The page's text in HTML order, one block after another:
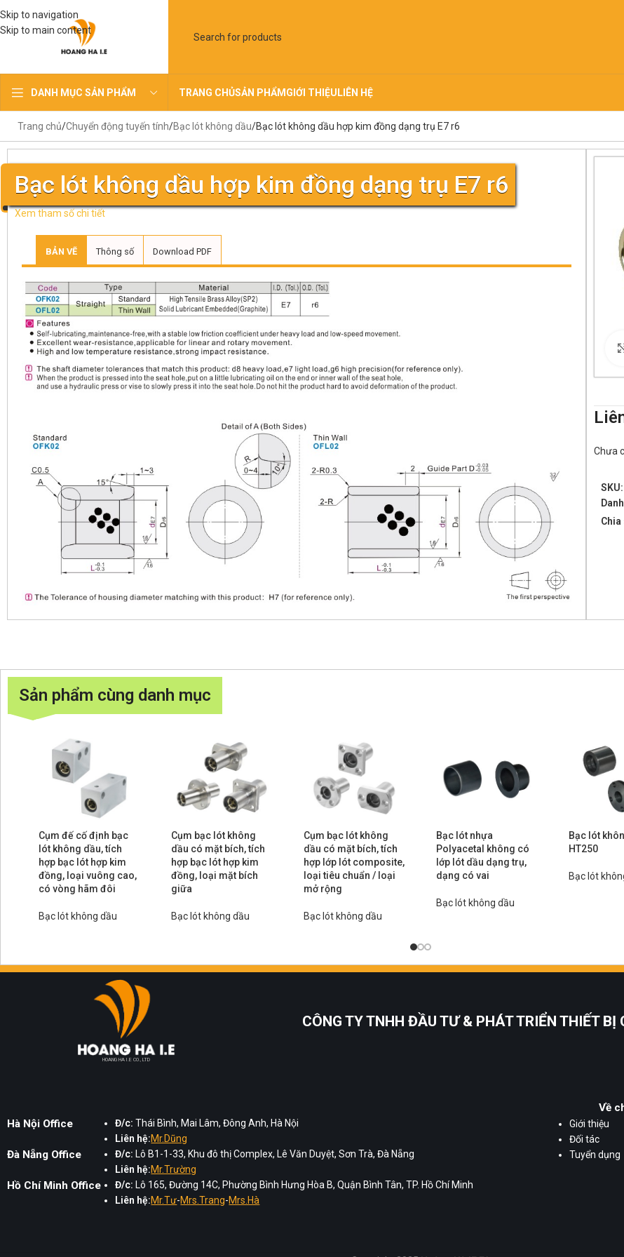
Skip to navigation
Skip to main content
DANH MỤC SẢN PHẨM TRANG CHỦSẢN PHẨMGIỚI THIỆULIÊN HỆ
Trang chủ Chuyển động tuyến tính Bạc lót không dầu Bạc lót không dầu hợp kim đồng dạng trụ E7 r6
Bạc lót không dầu hợp kim đồng dạng trụ E7 r6
Xem tham số chi tiết
BẢN VẼ Thông số Download PDF
Chưa
SKU:
Chia
Sản phẩm cùng danh mục
Cụm đế cố định bạc
lót không dầu, tích
hợp bạc lót hợp kim
đồng, loại vuông cao,
có vòng hãm đôi
Bạc lót không dầu
Cụm bạc lót không
dầu có mặt bích, tích
hợp bạc lót hợp kim
đồng, loại mặt bích
giữa
Bạc lót không dầu
Cụm bạc lót không
dầu có mặt bích, tích
hợp lớp lót composite,
loại tiêu chuẩn / loại
mở rộng
Bạc lót không dầu
Bạc lót nhựa
Polyacetal không có
lớp lót dầu dạng trụ,
dạng có vai
Bạc lót không dầu
Bạc lót
HT250
Bạc lót
HOANG HA I.E CO., LTD
CÔNG TY TNHH ĐẦU TƯ & PHÁT TRIỂN THIẾT BỊ
Hà Nội Office Đ/c: Thái Bình, Mai Lâm, Đông Anh, Hà Nội
Liên hệ:Mr.Dũng
Đà Nẵng Office Đ/c: Lô B1-1-33, Khu đô thị Complex, Lê Văn Duyệt, Sơn Trà, Đà Nẵng
Liên hệ:Mr.Trường
Hồ Chí Minh Office Đ/c: Lô 165, Đường 14C, Phường Bình Hưng Hòa B, Quận Bình Tân, TP. Hồ Chí Minh
Liên hệ:Mr.Tư-Mrs.Trang-Mrs.Hà
Về
Giới thiệu
Đối tác
Tuyển dụng